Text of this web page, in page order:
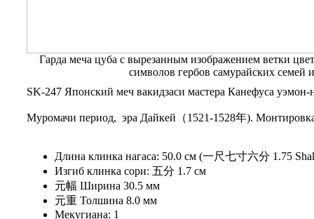
Гарда меча цуба с вырезанным изображением ветки
символов гербов самурайских
SK-247 Японский меч вакидзаси мастера Канефуса уэмон-
Муромачи период, эра Дайкей（1521-1528年).
Длина клинка нагаса: 50.0 см (一尺七寸六分 1.75
Изгиб клинка сори: 五分 1.7 см
元幅 Ширина 30.5 мм
元重 Толшина 8.0 мм
Мекугиана: 1